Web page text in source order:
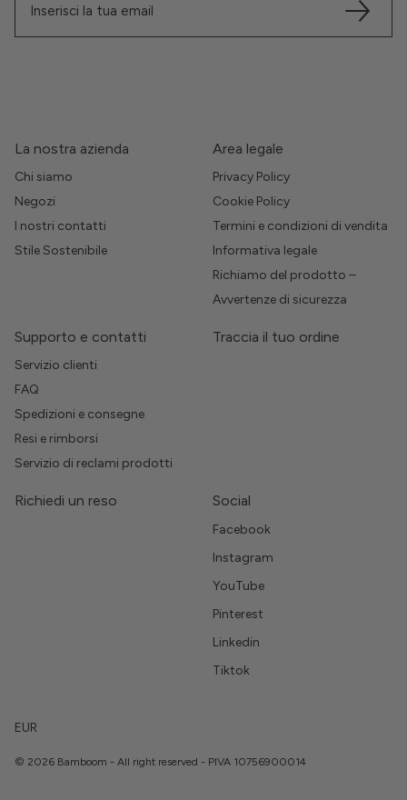
La nostra azienda
Chi siamo
Negozi
I nostri contatti
Stile Sostenibile
Area legale
Privacy Policy
Cookie Policy
Termini e condizioni di vendita
Informativa legale
Richiamo del prodotto –
Avvertenze di sicurezza
Supporto e contatti
Servizio clienti
FAQ
Spedizioni e consegne
Resi e rimborsi
Servizio di reclami prodotti
Traccia il tuo ordine
Richiedi un reso Social
Facebook
Instagram
YouTube
Pinterest
Linkedin
Tiktok
EUR
© 2026 Bamboom - All right reserved - PIVA 10756900014